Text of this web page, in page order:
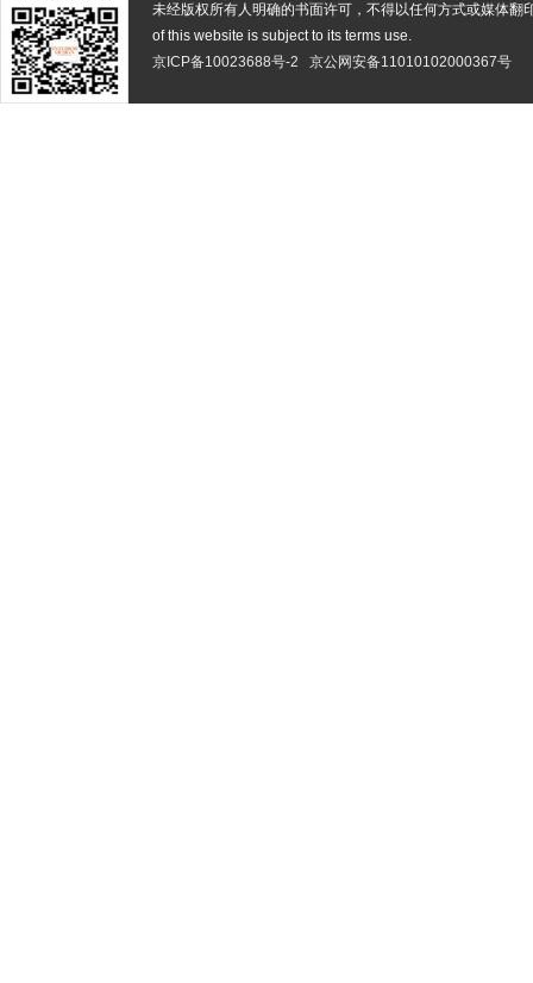
未经版权所有人明确的书面许可，不得以任何方式或媒体翻
of this website is subject to its terms use.
京ICP备10023688号-2
京公网安备11010102000367号